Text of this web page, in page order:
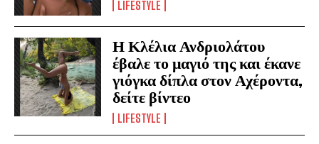
LIFESTYLE
Η Κλέλια Ανδριολάτου
έβαλε το μαγιό της και έκανε
γιόγκα δίπλα στον Αχέροντα,
δείτε βίντεο
LIFESTYLE